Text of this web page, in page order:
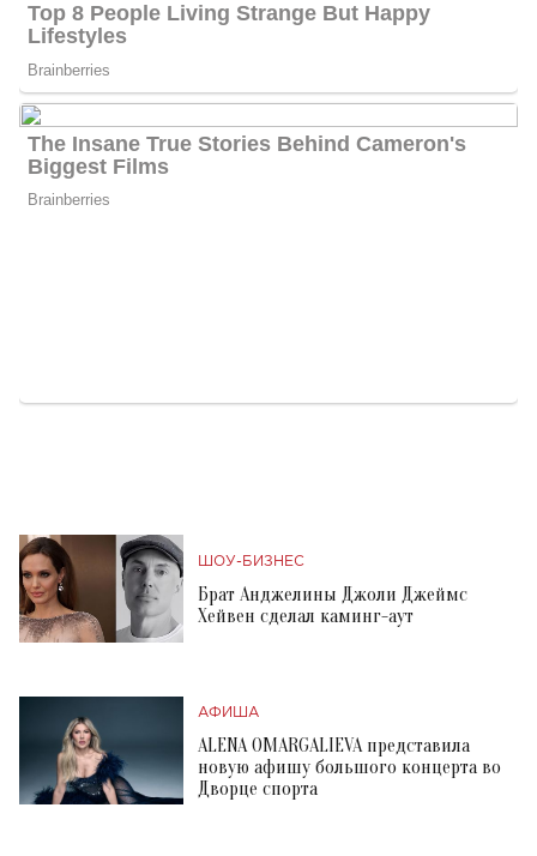
ШОУ-БИЗНЕС
Брат Анджелины Джоли Джеймс
Хейвен сделал каминг-аут
АФИША
ALENA OMARGALIEVA представила
новую афишу большого концерта во
Дворце спорта